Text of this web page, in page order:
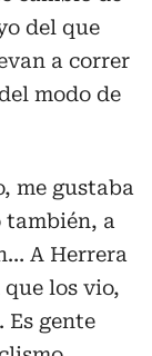
del que
a correr
modo de
me gustaba
también, a
A Herrera
los vio,
Es gente